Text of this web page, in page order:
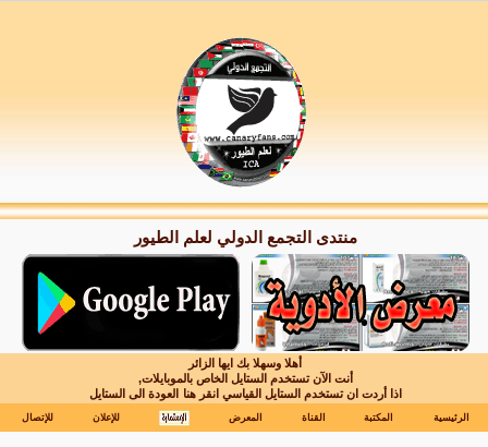
منتدى التجمع الدولي لعلم الطيور
أهلا وسهلا بك ايها الزائر
أنت الآن تستخدم الستايل الخاص بالموبايلات,
اذا أردت ان تستخدم الستايل القياسي انقر هناالعودة الى الستايل
الرئيسية المكتبة القناة المعرض للإعلان للإتصال